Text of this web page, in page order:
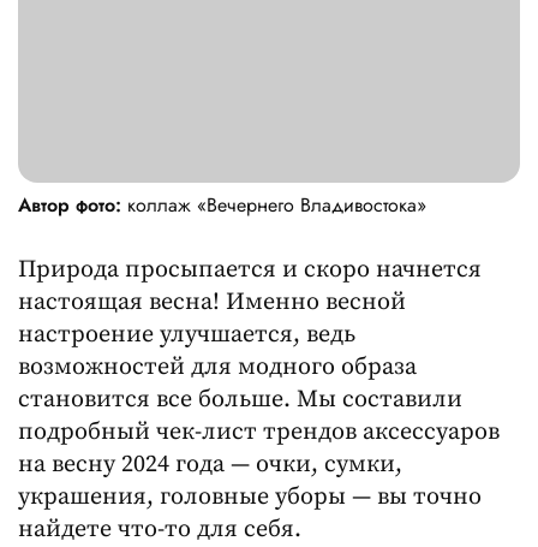
Автор фото: коллаж «Вечернего Владивостока»
Природа просыпается и скоро начнется
настоящая весна! Именно весной
настроение улучшается, ведь
возможностей для модного образа
становится все больше. Мы составили
подробный чек-лист трендов аксессуаров
на весну 2024 года — очки, сумки,
украшения, головные уборы — вы точно
найдете что-то для себя.